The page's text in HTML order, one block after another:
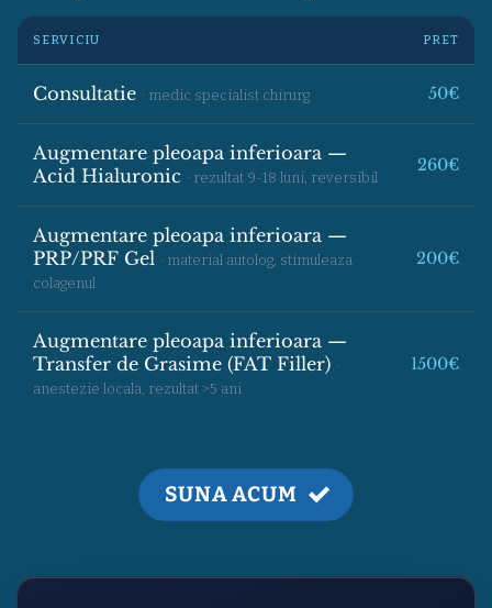
SERVICIU PRET
Consultatie · medic specialist chirurg 50€
Augmentare pleoapa inferioara —
Acid Hialuronic · rezultat 9-18 luni, reversibil
260€
Augmentare pleoapa inferioara —
PRP/PRF Gel · material autolog, stimuleaza
colagenul
200€
Augmentare pleoapa inferioara —
Transfer de Grasime (FAT Filler) ·
anestezie locala, rezultat >5 ani
1500€
SUNA ACUM